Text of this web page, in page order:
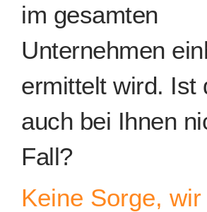
im gesamten
Unternehmen
ermittelt wird. Ist
auch bei Ihnen
Fall?
Keine Sorge,